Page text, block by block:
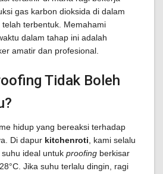
gas karbon dioksida di dalam
terbentuk. Memahami
dalam tahap ini adalah
amatir dan profesional.
Tidak Boleh
hidup yang bereaksi terhadap
Di dapur kitchenroti , kami selalu
ideal untuk proofing berkisar
Jika suhu terlalu dingin, ragi